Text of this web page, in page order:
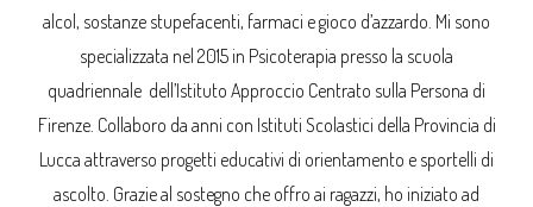
alcol, sostanze stupefacenti, farmaci e gioco d’azzardo. Mi sono
specializzata nel 2015 in Psicoterapia presso la scuola
quadriennale dell’Istituto Approccio Centrato sulla Persona di
Firenze. Collaboro da anni con Istituti Scolastici della Provincia di
Lucca attraverso progetti educativi di orientamento e sportelli di
ascolto. Grazie al sostegno che offro ai ragazzi, ho iniziato ad